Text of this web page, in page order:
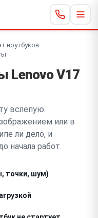
ноутбуков
Lenovo V17
вслепую.
или в
ли дело, и
начала работ.
точки, шум)